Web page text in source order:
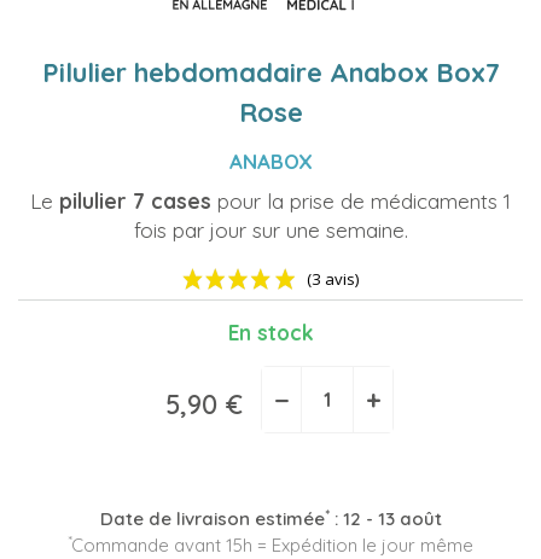
Pilulier hebdomadaire Anabox Box7
Rose
ANABOX
Le pilulier 7 cases pour la prise de médicaments 1
fois par jour sur une semaine.
En stock
5,90 € − +
Date de livraison estimée*: 12 - 13 août
*Commande avant 15h = Expédition le jour même